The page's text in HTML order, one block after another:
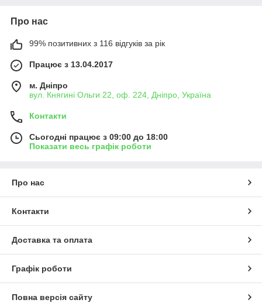
Про нас
99% позитивних з 116 відгуків за рік
Працює з 13.04.2017
м. Дніпро
вул. Княгині Ольги 22, оф. 224, Дніпро, Україна
Контакти
Сьогодні працює з 09:00 до 18:00
Показати весь графік роботи
Про нас
Контакти
Доставка та оплата
Графік роботи
Повна версія сайту